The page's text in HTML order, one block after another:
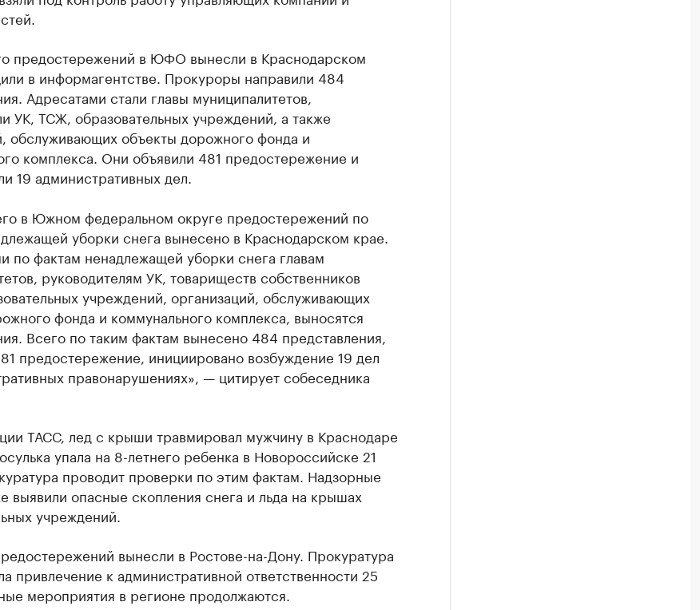
предостережений в ЮФО вынесли в Краснодарском
в информагентстве. Прокуроры направили 484
Адресатами стали главы муниципалитетов,
УК, ТСЖ, образовательных учреждений, а также
обслуживающих объекты дорожного фонда и
комплекса. Они объявили 481 предостережение и
19 административных дел.
в Южном федеральном округе предостережений по
уборки снега вынесено в Краснодарском крае.
по фактам ненадлежащей уборки снега главам
руководителям УК, товариществ собственников
учреждений, организаций, обслуживающих
фонда и коммунального комплекса, выносятся
Всего по таким фактам вынесено 484 представления,
предостережение, инициировано возбуждение 19 дел
правонарушениях», — цитирует собеседника
ТАСС, лед с крыши травмировал мужчину в Краснодаре
упала на 8-летнего ребенка в Новороссийске 21
проводит проверки по этим фактам. Надзорные
выявили опасные скопления снега и льда на крышах
учреждений.
вынесли в Ростове-на-Дону. Прокуратура
привлечение к административной ответственности 25
мероприятия в регионе продолжаются.